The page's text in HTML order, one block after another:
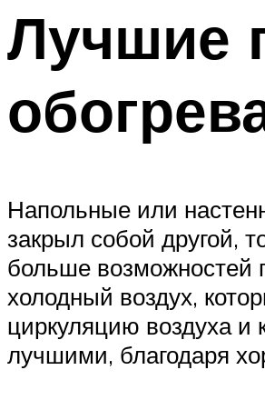
Лучшие
Напольные или
закрыл собой другой,
больше возможностей
холодный воздух,
циркуляцию воздуха
лучшими, благодаря